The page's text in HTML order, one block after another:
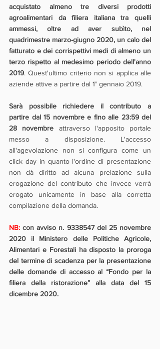
acquistato almeno tre diversi prodotti
agroalimentari da filiera italiana tra quelli
ammessi, oltre ad aver subìto, nel
quadrimestre marzo-giugno 2020, un calo del
fatturato e dei corrispettivi medi di almeno un
terzo rispetto al medesimo periodo dell'anno
2019. Quest'ultimo criterio non si applica alle
aziende attive a partire dal 1° gennaio 2019.
Sarà possibile richiedere il contributo a
partire dal 15 novembre e fino alle 23:59 del
28 novembre attraverso l'apposito portale
messo a disposizione. L'accesso
all'agevolazione non si configura come un
click day in quanto l'ordine di presentazione
non dà diritto ad alcuna prelazione sulla
erogazione del contributo che invece verrà
erogato unicamente in base alla corretta
compilazione della domanda.
NB: con avviso n. 9338547 del 25 novembre
2020 il Ministero delle Politiche Agricole,
Alimentari e Forestali ha disposto la proroga
del termine di scadenza per la presentazione
delle domande di accesso al “Fondo per la
filiera della ristorazione” alla data del 15
dicembre 2020.